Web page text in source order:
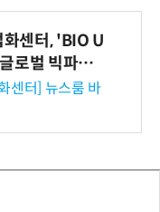
화센터, 'BIO U
로벌 빅파마
미팅 지원…K
출 교두보 확
센터] 뉴스룸 바